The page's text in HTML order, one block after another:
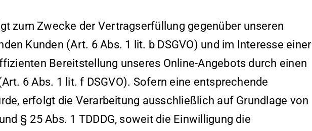
zum Zwecke der Vertragserfüllung gegenüber unseren
Kunden (Art. 6 Abs. 1 lit. b DSGVO) und im Interesse einer
Bereitstellung unseres Online-Angebots durch einen
6 Abs. 1 lit. f DSGVO). Sofern eine entsprechende
erfolgt die Verarbeitung ausschließlich auf Grundlage von
§ 25 Abs. 1 TDDDG, soweit die Einwilligung die